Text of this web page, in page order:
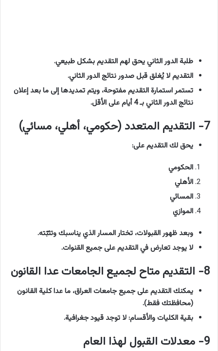
طلبة الدور الثاني يحق لهم التقديم بشكل طبيعي.
التقديم لا يُغلق قبل صدور نتائج الدور الثاني.
تستمر استمارة التقديم مفتوحة، ويتم تمديدها إلى ما بعد إعلان
نتائج الدور الثاني بـ 4 أيام على الأقل.
7- التقديم المتعدد (حكومي، أهلي، مسائي)
يحق لك التقديم على:
الحكومي
الأهلي
المسائي
الموازي
وبعد ظهور القبولات، تختار المسار الذي يناسبك وتثبّته.
لا يوجد تعارض في التقديم على جميع القنوات.
8- التقديم متاح لجميع الجامعات عدا القانون
يمكنك التقديم على جميع جامعات العراق، ما عدا كلية القانون
(محافظتك فقط).
بقية الكليات والأقسام: لا توجد قيود جغرافية.
9- معدلات القبول لهذا العام